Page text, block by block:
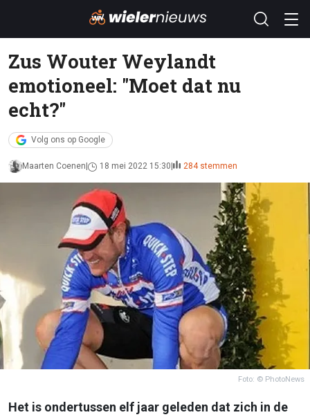
Zus Wouter Weylandt
emotioneel: "Moet dat nu
echt?"
Volg ons op Google
Maarten Coenen 18 mei 2022 15:30 284 stemmen
Foto: © PhotoNews
Het is ondertussen elf jaar geleden dat zich in de